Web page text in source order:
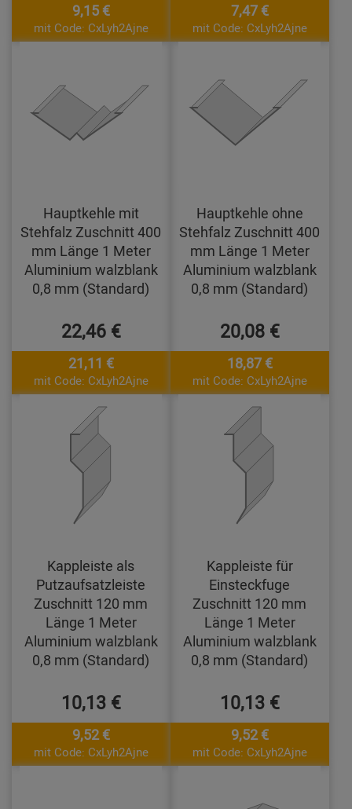
9,15 €
mit Code: CxLyh2Ajne
7,47 €
mit Code: CxLyh2Ajne
Hauptkehle mit
Stehfalz Zuschnitt 400
mm Länge 1 Meter
Aluminium walzblank
0,8 mm (Standard)
22,46 €
21,11 €
mit Code: CxLyh2Ajne
Hauptkehle ohne
Stehfalz Zuschnitt 400
mm Länge 1 Meter
Aluminium walzblank
0,8 mm (Standard)
20,08 €
18,87 €
mit Code: CxLyh2Ajne
Kappleiste als
Putzaufsatzleiste
Zuschnitt 120 mm
Länge 1 Meter
Aluminium walzblank
0,8 mm (Standard)
10,13 €
9,52 €
mit Code: CxLyh2Ajne
Kappleiste für
Einsteckfuge
Zuschnitt 120 mm
Länge 1 Meter
Aluminium walzblank
0,8 mm (Standard)
10,13 €
9,52 €
mit Code: CxLyh2Ajne